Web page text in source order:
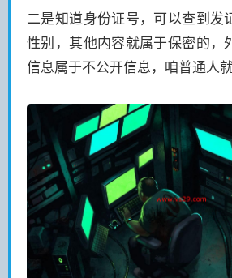
二是知道身份证号，可以查到发
性别，其他内容就属于保密的，
信息属于不公开信息，咱普通人